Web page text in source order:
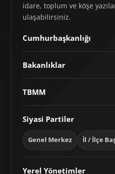
idare, toplum ve köşe
ulaşabilirsiniz.
Cumhurbaşkanlığı
Bakanlıklar
TBMM
Siyasi Partiler
Genel Merkez İl / İlçe
Yerel Yönetimler